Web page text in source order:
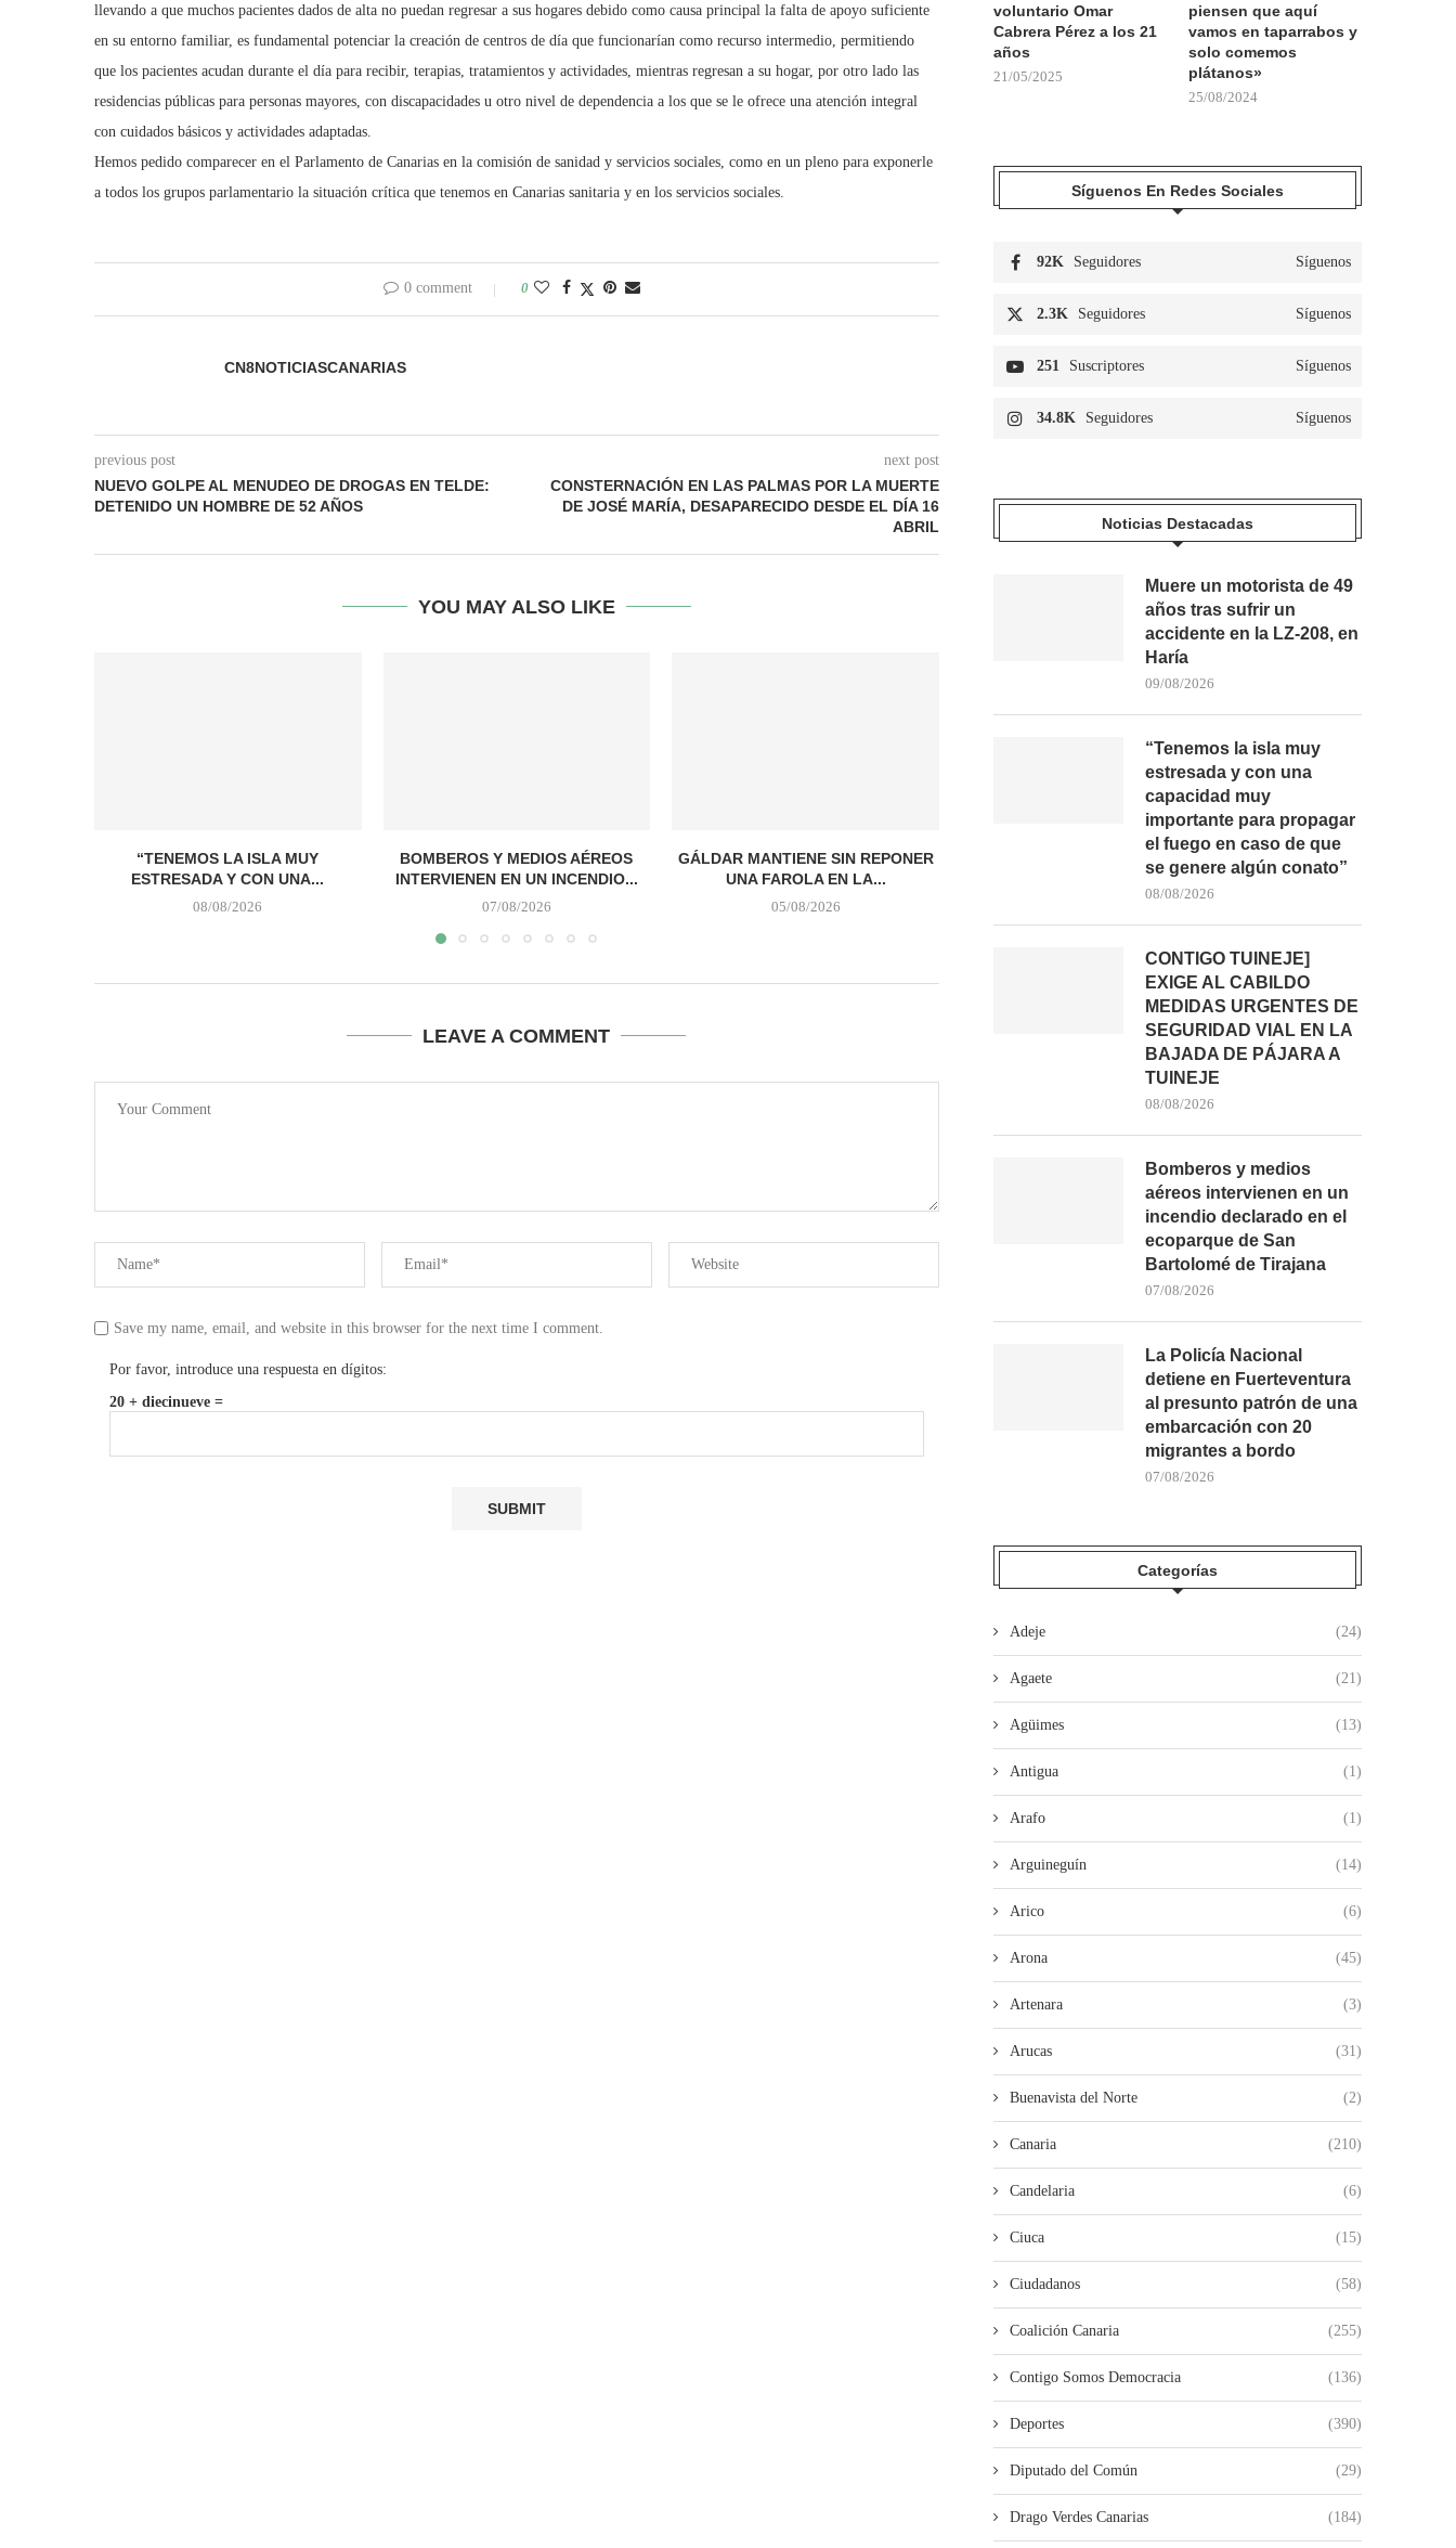
llevando a que muchos pacientes dados de alta no puedan regresar a sus hogares debido como causa principal la falta de apoyo suficiente
en su entorno familiar, es fundamental potenciar la creación de centros de día que funcionarían como recurso intermedio, permitiendo
que los pacientes acudan durante el día para recibir, terapias, tratamientos y actividades, mientras regresan a su hogar, por otro lado las
residencias públicas para personas mayores, con discapacidades u otro nivel de dependencia a los que se le ofrece una atención integral
con cuidados básicos y actividades adaptadas.
Hemos pedido comparecer en el Parlamento de Canarias en la comisión de sanidad y servicios sociales, como en un pleno para exponerle
a todos los grupos parlamentario la situación crítica que tenemos en Canarias sanitaria y en los servicios sociales.
0 comment 0
CN8NOTICIASCANARIAS
previous post
NUEVO GOLPE AL MENUDEO DE DROGAS EN TELDE:
DETENIDO UN HOMBRE DE 52 AÑOS
next post
CONSTERNACIÓN EN LAS PALMAS POR LA MUERTE
DE JOSÉ MARÍA, DESAPARECIDO DESDE EL DÍA 16
ABRIL
YOU MAY ALSO LIKE
“TENEMOS LA ISLA MUY
ESTRESADA Y CON UNA...
08/08/2026
BOMBEROS Y MEDIOS AÉREOS
INTERVIENEN EN UN INCENDIO...
07/08/2026
GÁLDAR MANTIENE SIN REPONER
UNA FAROLA EN LA...
05/08/2026
LA UD LAS PALMAS ACUDIRÁ A LA
40 GRADOS, SEQUEDAD Y
DE FUEGO:
LEAVE A COMMENT
Save my name, email, and website in this browser for the next time I comment.
Por favor, introduce una respuesta en dígitos:
20 + diecinueve =
voluntario Omar
Cabrera Pérez a los 21
años
21/05/2025
piensen que aquí
vamos en taparrabos y
solo comemos
plátanos»
25/08/2024
Síguenos En Redes Sociales
92K Seguidores Síguenos
2.3K Seguidores Síguenos
251 Suscriptores Síguenos
34.8K Seguidores Síguenos
Noticias Destacadas
Muere un motorista de 49
años tras sufrir un
accidente en la LZ-208, en
Haría
09/08/2026
“Tenemos la isla muy
estresada y con una
capacidad muy
importante para propagar
el fuego en caso de que
se genere algún conato”
08/08/2026
CONTIGO TUINEJE]
EXIGE AL CABILDO
MEDIDAS URGENTES DE
SEGURIDAD VIAL EN LA
BAJADA DE PÁJARA A
TUINEJE
08/08/2026
Bomberos y medios
aéreos intervienen en un
incendio declarado en el
ecoparque de San
Bartolomé de Tirajana
07/08/2026
La Policía Nacional
detiene en Fuerteventura
al presunto patrón de una
embarcación con 20
migrantes a bordo
07/08/2026
Categorías
Adeje (24)
Agaete (21)
Agüimes (13)
Antigua (1)
Arafo (1)
Arguineguín (14)
Arico (6)
Arona (45)
Artenara (3)
Arucas (31)
Buenavista del Norte (2)
Canaria (210)
Candelaria (6)
Ciuca (15)
Ciudadanos (58)
Coalición Canaria (255)
Contigo Somos Democracia (136)
Deportes (390)
Diputado del Común (29)
Drago Verdes Canarias (184)